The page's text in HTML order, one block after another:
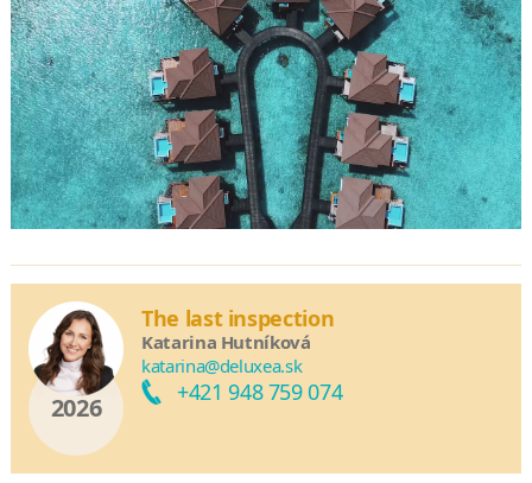
2026
The last inspection
Katarina Hutníková
katarina@deluxea.sk
+421 948 759 074